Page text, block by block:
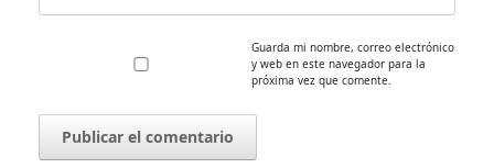
Guarda mi nombre, correo electrónico
y web en este navegador para la
próxima vez que comente.